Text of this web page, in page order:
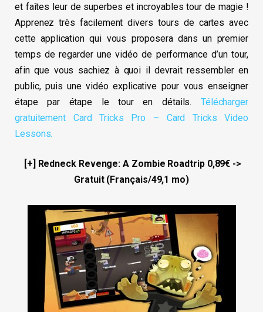
et faîtes leur de superbes et incroyables tour de magie !
Apprenez très facilement divers tours de cartes avec
cette application qui vous proposera dans un premier
temps de regarder une vidéo de performance d’un tour,
afin que vous sachiez à quoi il devrait ressembler en
public, puis une vidéo explicative pour vous enseigner
étape par étape le tour en détails. Télécharger
gratuitement Card Tricks Pro – Card Tricks Video
Lessons.
[+] Redneck Revenge: A Zombie Roadtrip 0,89€ ->
Gratuit (Français/49,1 mo)